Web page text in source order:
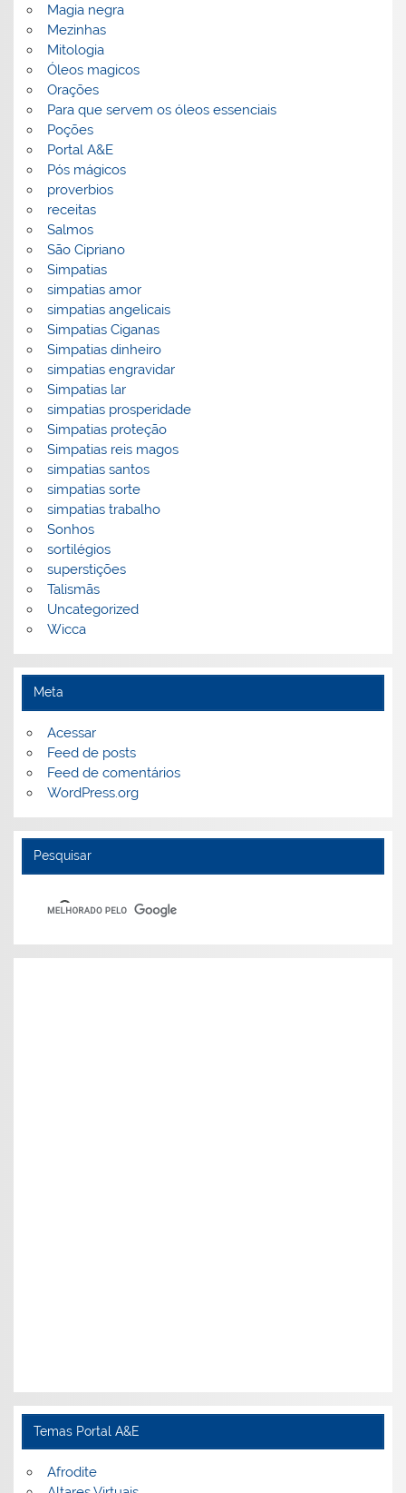
Magia negra
Mezinhas
Mitologia
Óleos magicos
Orações
Para que servem os óleos essenciais
Poções
Portal A&E
Pós mágicos
proverbios
receitas
Salmos
São Cipriano
Simpatias
simpatias amor
simpatias angelicais
Simpatias Ciganas
Simpatias dinheiro
simpatias engravidar
Simpatias lar
simpatias prosperidade
Simpatias proteção
Simpatias reis magos
simpatias santos
simpatias sorte
simpatias trabalho
Sonhos
sortilégios
superstições
Talismãs
Uncategorized
Wicca
Meta
Acessar
Feed de posts
Feed de comentários
WordPress.org
Pesquisar
Temas Portal A&E
Afrodite